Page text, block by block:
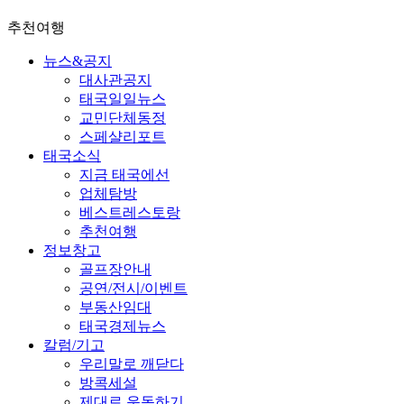
추천여행
뉴스&공지
대사관공지
태국일일뉴스
교민단체동정
스페샬리포트
태국소식
지금 태국에선
업체탐방
베스트레스토랑
추천여행
정보창고
골프장안내
공연/전시/이벤트
부동산임대
태국경제뉴스
칼럼/기고
우리말로 깨닫다
방콕세설